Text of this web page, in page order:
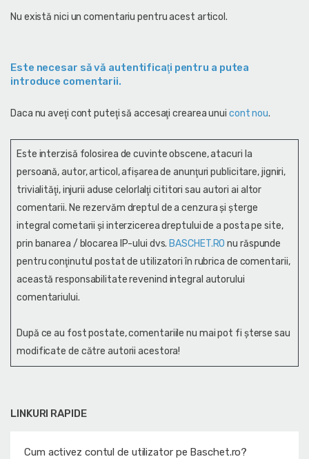
LINKURI RAPIDE
Cum activez contul de utilizator pe Baschet.ro?
Nu există nici un comentariu pentru acest articol.
Este necesar să vă autentificaţi pentru a putea
introduce comentarii.
Daca nu aveţi cont puteţi să accesaţi crearea unui cont nou.
Este interzisă folosirea de cuvinte obscene, atacuri la
persoană, autor, articol, afişarea de anunţuri publicitare, jigniri,
trivialităţi, injurii aduse celorlalţi cititori sau autori ai altor
comentarii. Ne rezervăm dreptul de a cenzura și şterge
integral cometarii și interzicerea dreptului de a posta pe site,
prin banarea / blocarea IP-ului dvs. BASCHET.RO nu răspunde
pentru conţinutul postat de utilizatori în rubrica de comentarii,
această responsabilitate revenind integral autorului
comentariului.
După ce au fost postate, comentariile nu mai pot fi șterse sau
modificate de către autorii acestora!